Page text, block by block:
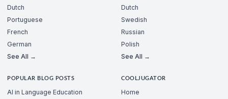
Dutch
Portuguese
French
German
See All →
Dutch
Swedish
Russian
Polish
See All →
POPULAR BLOG POSTS
AI in Language Education
COOLJUGATOR
Home